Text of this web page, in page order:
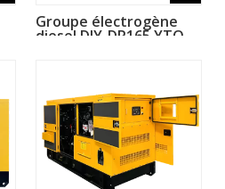
Groupe électrogène
diesel DIY-DP165 YTO